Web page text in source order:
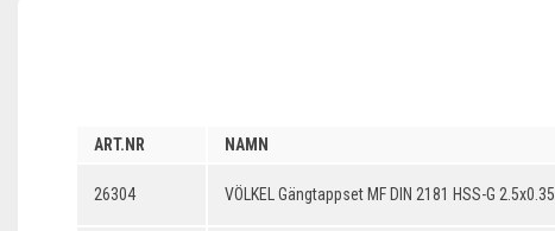
ART.NR NAMN
26304 VÖLKEL Gängtappset MF DIN 2181 HSS-G 2.5x0.35